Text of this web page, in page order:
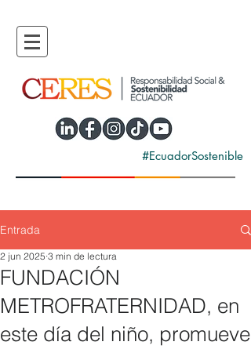
#EcuadorSostenible
Entrada
FUNDACIÓN
METROFRATERNIDAD, en
este día del niño, promueve
2 jun 2025 3 min de lectura